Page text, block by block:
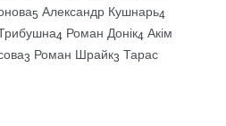
5 Александр Кушнарь4
4 Роман Донік4 Акім
3 Роман Шрайк3 Тарас